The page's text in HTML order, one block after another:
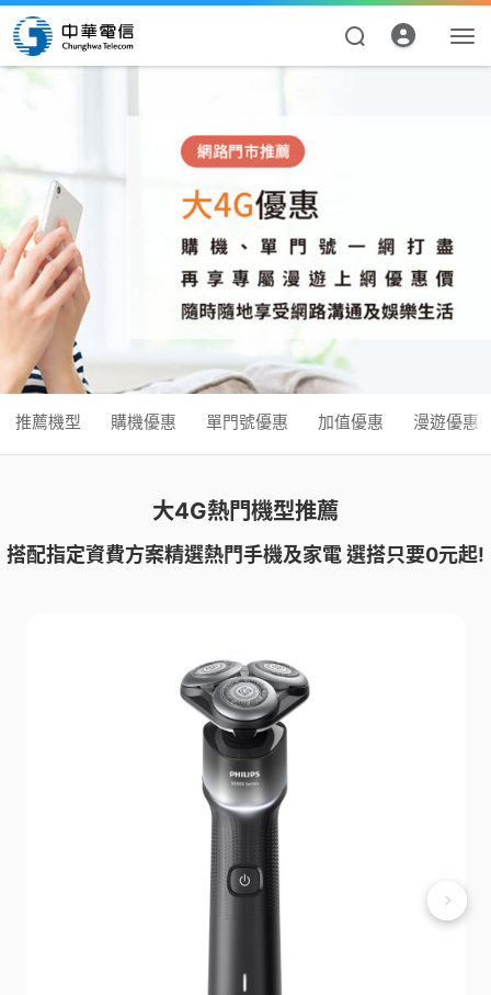
帳單繳費
申請查詢
推薦機型 購機優惠 單門號優惠 加值優惠 漫遊優惠
推薦機型 購機優惠 加值優惠 漫遊優惠
大4G熱門機型推薦
搭配指定資費方案精選熱門手機及家電 選搭只要0元起!